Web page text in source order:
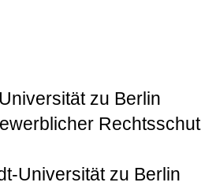
zu Berlin
Universität zu Berlin